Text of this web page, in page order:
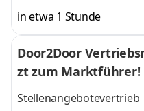
in etwa 1 Stunde
Door2Door
zt zum Marktführer!
Stellenangebotevertrieb